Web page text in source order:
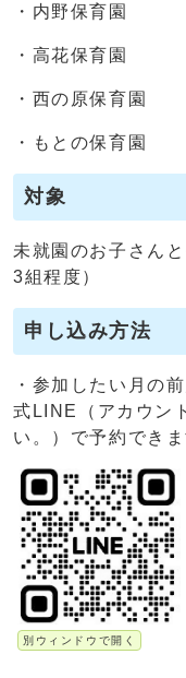
・内野保育園
・高花保育園
・西の原保育園
・もとの保育園
対象
未就園のお子さん
3組程度）
申し込み方法
・参加したい月の
式LINE（アカウン
い。）で予約できま
別ウィンドウで開く